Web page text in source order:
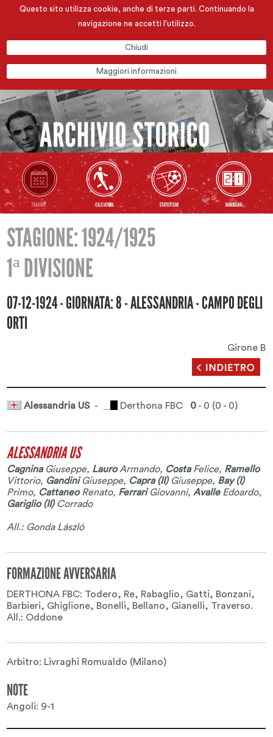
Questo sito utilizza cookie, anche di terze parti. Continuando la
navigazione ne accetti l'utilizzo.
Chiudi
Maggiori informazioni
STAGIONE: 1924/1925
1ª DIVISIONE
07-12-1924 - GIORNATA: 8 - ALESSANDRIA - CAMPO DEGLI
ORTI
Girone B
Alessandria US- Derthona FBC 0 - 0 (0 - 0)
ALESSANDRIA US
CagninaGiuseppe, LauroArmando, CostaFelice, Ramello
Vittorio, GandiniGiuseppe, Capra (II)Giuseppe, Bay (I)
Primo, CattaneoRenato, FerrariGiovanni,AvalleEdoardo,
Gariglio (II)Corrado
All.: Gonda László
FORMAZIONE AVVERSARIA
DERTHONA FBC: Todero, Re, Rabaglio, Gatti, Bonzani,
Barbieri, Ghiglione, Bonelli, Bellano, Gianelli, Traverso.
All.: Oddone
Arbitro: Livraghi Romualdo (Milano)
NOTE
Angoli: 9-1